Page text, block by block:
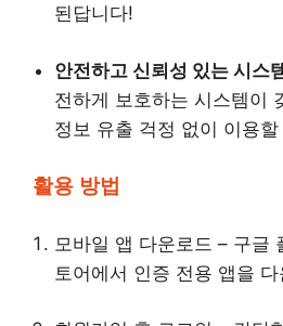
된답니다!
안전하고 신뢰성 있는 시스
전하게 보호하는 시스템이
정보 유출 걱정 없이 이용
활용 방법
모바일 앱 다운로드 – 구글
토어에서 인증 전용 앱을